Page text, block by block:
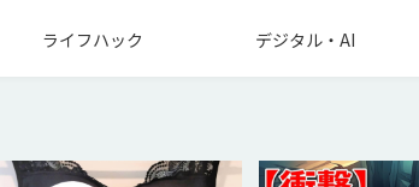
ライフハック デジタル・AI